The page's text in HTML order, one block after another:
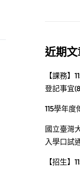
近期
【課務】
登記事宜
115學年
國立臺灣
入學口試
【招生】